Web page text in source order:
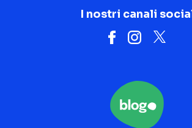
I nostri canali